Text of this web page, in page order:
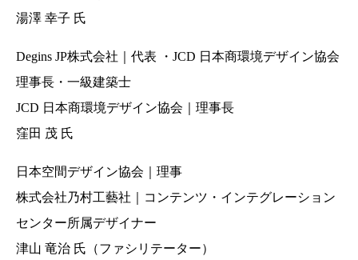
湯澤 幸子 氏
Degins JP株式会社｜代表 ・JCD 日本商環境デザイン協会
理事長・一級建築士
JCD 日本商環境デザイン協会｜理事長
窪田 茂 氏
日本空間デザイン協会｜理事
株式会社乃村工藝社｜コンテンツ・インテグレーション
センター所属デザイナー
津山 竜治 氏（ファシリテーター）